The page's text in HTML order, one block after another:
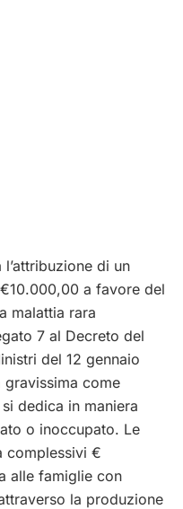
di un
a favore del
malattia rara
7 al Decreto del
del 12 gennaio
gravissima come
dedica in maniera
o inoccupato. Le
complessivi €
alle famiglie con
la produzione